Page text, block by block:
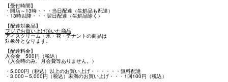
【受付時間】
・開店～13時・・・当日配達（生鮮品も配達）
・13時以降・・・翌日配達（生鮮品除く）
【配達対象品】
フジでお買い上げ頂いた商品
アイスクリーム・氷・花・テナントの商品は
対象外となります。
【配達料金】
入会金 500円（税込）
（入会時のみ、月会費等ありません。）
・5,000円（税込）以上のお買い上げ・・・・・・無料配達
・3,000～5,000円（税込）未満のお買い上げ・・・1回100円（税込）